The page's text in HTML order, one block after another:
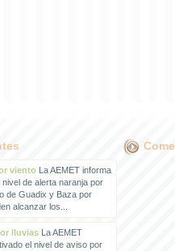
vientoLa AEMET informa
de alerta naranja por
de Guadix y Baza por
alcanzar los...
lluviasLa AEMET
el nivel de aviso por